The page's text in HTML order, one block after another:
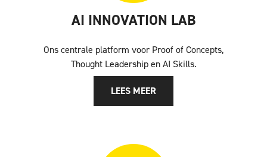
AI INNOVATION LAB
Ons centrale platform voor Proof of Concepts,
Thought Leadership en AI Skills.
LEES MEER